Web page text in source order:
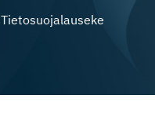
Tietosuojalauseke